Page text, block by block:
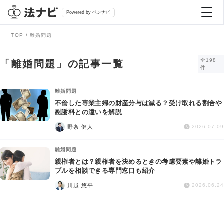
Powered by ベンナビ
全て
法律相談
債務整理
弁護士を探す
おすすめ弁護士診断
AI Search Premium
掲載をご検討の弁護士の方へ
TOP 離婚問題
「離婚問題」の記事一覧
全198
件
離婚問題
不倫した専業主婦の財産分与は減る？受け取れる割合や
慰謝料との違いを解説
野条 健人 2026.07.09
離婚問題
親権者とは？親権者を決めるときの考慮要素や離婚トラ
ブルを相談できる専門窓口も紹介
川越 悠平 2026.06.24